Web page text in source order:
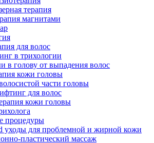
терапия
магнитами
для волос
в трихологии
в голову от выпадения волос
кожи головы
части головы
для волос
кожи головы
процедуры
уходы для проблемной и жирной кожи
пластический массаж